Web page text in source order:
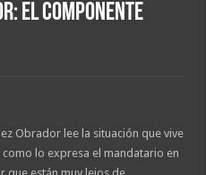
el componente
Obrador lee la situación que vive
lo expresa el mandatario en